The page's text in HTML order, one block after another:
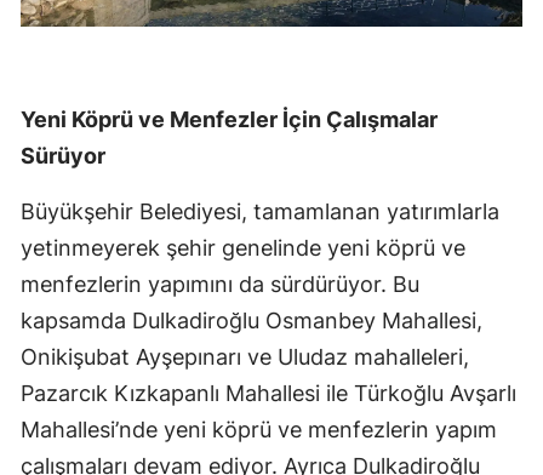
Yeni Köprü ve Menfezler İçin Çalışmalar
Sürüyor
Büyükşehir Belediyesi, tamamlanan yatırımlarla
yetinmeyerek şehir genelinde yeni köprü ve
menfezlerin yapımını da sürdürüyor. Bu
kapsamda Dulkadiroğlu Osmanbey Mahallesi,
Onikişubat Ayşepınarı ve Uludaz mahalleleri,
Pazarcık Kızkapanlı Mahallesi ile Türkoğlu Avşarlı
Mahallesi’nde yeni köprü ve menfezlerin yapım
çalışmaları devam ediyor. Ayrıca Dulkadiroğlu